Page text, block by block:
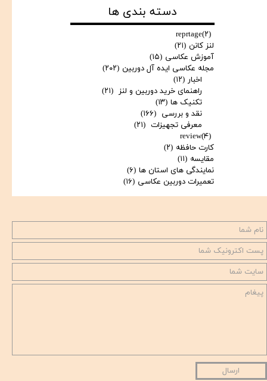
ارسال
دسته بندی ها
reprtage(۲)
لنز کانن (۲۱)
آموزش عکاسی (۱۵)
مجله عکاسی ایده آل دوربین (۲۰۲)
اخبار (۱۲)
راهنمای خرید دوربین و لنز (۲۱)
تکنیک ها (۱۳)
نقد و بررسی (۱۶۶)
معرفی تجهیزات (۲۱)
review(۴)
کارت حافظه (۲)
مقایسه (۱۱)
نمایندگی های استان ها (۶)
تعمیرات دوربین عکاسی (۱۶)